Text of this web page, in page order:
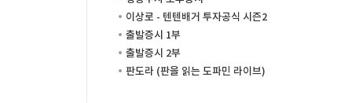
이상로 - 텐텐배거 투자공식 시즌2
출발증시 1부
출발증시 2부
판도라 (판을 읽는 도파민 라이브)